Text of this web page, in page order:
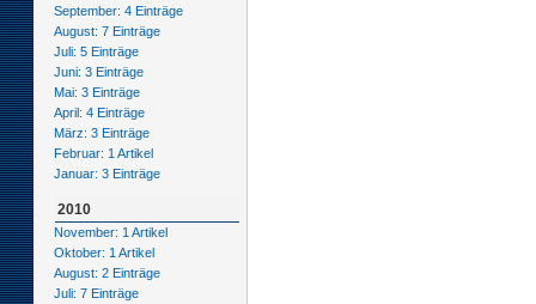
September: 4 Einträge
August: 7 Einträge
Juli: 5 Einträge
Juni: 3 Einträge
Mai: 3 Einträge
April: 4 Einträge
März: 3 Einträge
Februar: 1 Artikel
Januar: 3 Einträge
2010
November: 1 Artikel
Oktober: 1 Artikel
August: 2 Einträge
Juli: 7 Einträge